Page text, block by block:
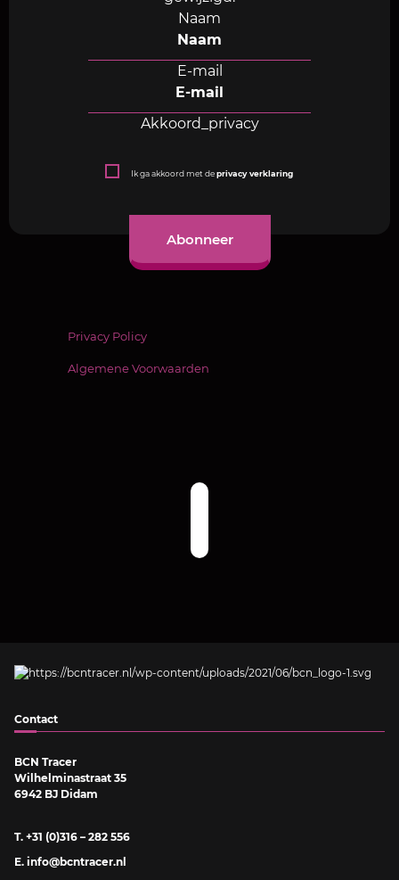
Naam
E-mail
Akkoord_privacy
Ik ga akkoord met deprivacy verklaring
Privacy Policy
Algemene Voorwaarden
Contact
BCN Tracer
Wilhelminastraat 35
6942 BJ Didam
T. +31 (0)316 – 282 556
E. info@bcntracer.nl